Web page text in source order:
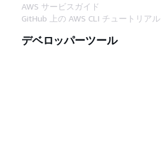
AWS サービスガイド
GitHub 上の AWS CLI チュートリアル
デベロッパーツール